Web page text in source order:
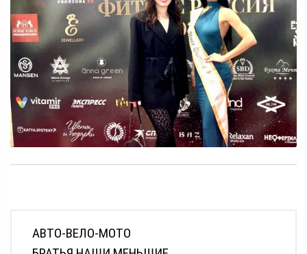
АВТО-ВЕЛО-МОТО